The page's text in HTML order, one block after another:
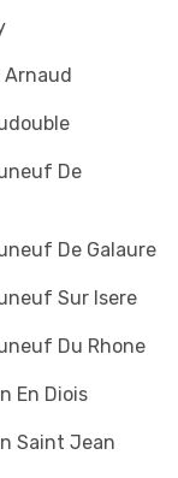
Arnaud
De
De Galaure
Sur Isere
Du Rhone
En Diois
Saint Jean